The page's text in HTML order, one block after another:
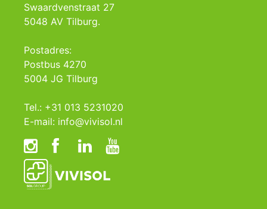
Swaardvenstraat 27
5048 AV Tilburg.
Postadres:
Postbus 4270
5004 JG Tilburg
Tel.: +31 013 5231020
E-mail: info@vivisol.nl